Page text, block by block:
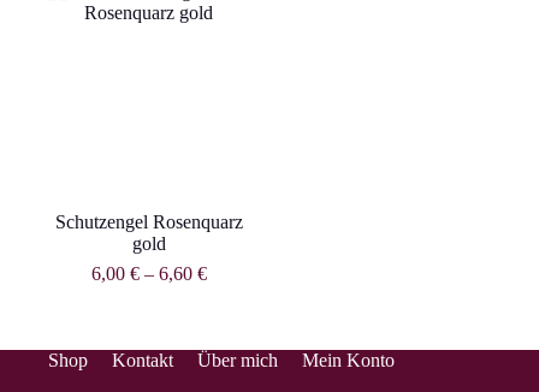
Schutzengel Rosenquarz
gold
6,00 €– 6,60 €
Shop Kontakt Über mich Mein Konto